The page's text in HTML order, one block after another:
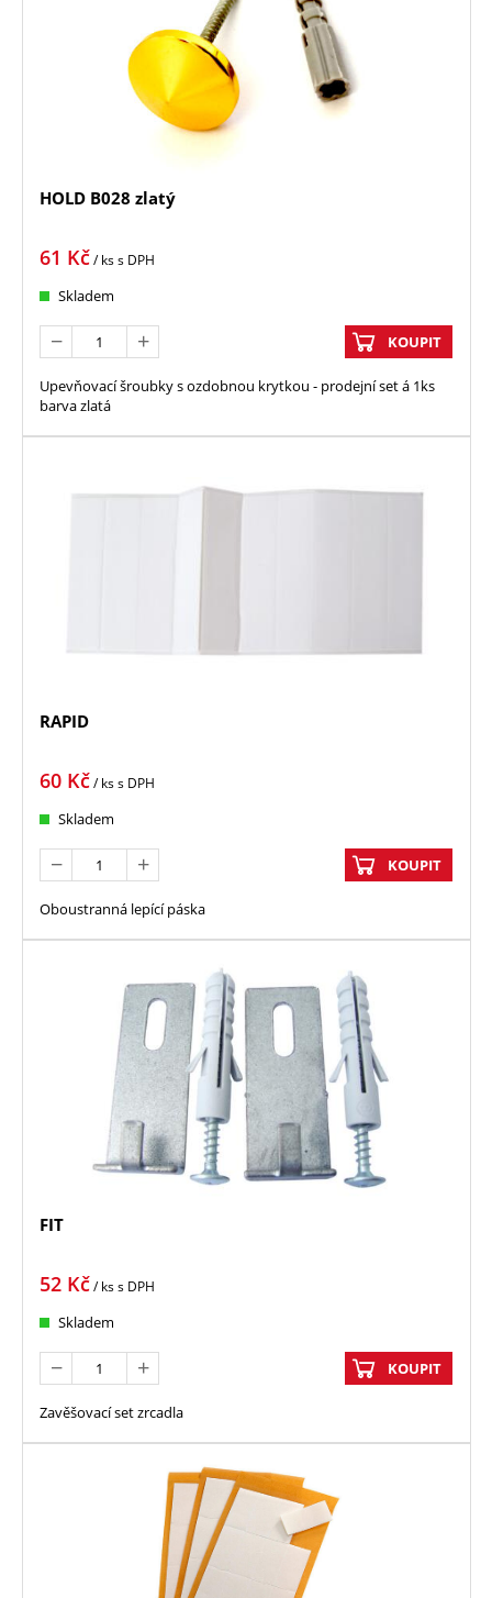
HOLD B028 zlatý
61 Kč/ kss DPH
Skladem
KOUPIT
Upevňovací šroubky s ozdobnou krytkou - prodejní set á 1ks
barva zlatá
RAPID
60 Kč/ kss DPH
Skladem
KOUPIT
Oboustranná lepící páska
FIT
52 Kč/ kss DPH
Skladem
KOUPIT
Zavěšovací set zrcadla